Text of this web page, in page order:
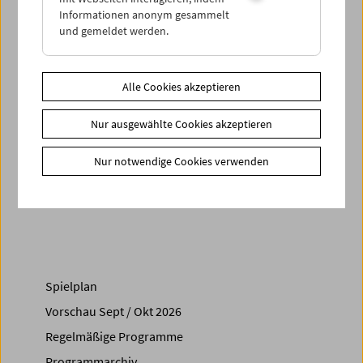
neu zu erkunden – eine beglückende Übung in Sehen und
Hören und Konzentration. (M.O.)
Zusätzliche Materialien
Fotos2015 - Premiere mit Manfred Neuwirth
Spielplan
Vorschau Sept / Okt 2026
Regelmäßige Programme
Informationen anonym gesammelt
und gemeldet werden.
Alle Cookies akzeptieren
Nur ausgewählte Cookies akzeptieren
Nur notwendige Cookies verwenden